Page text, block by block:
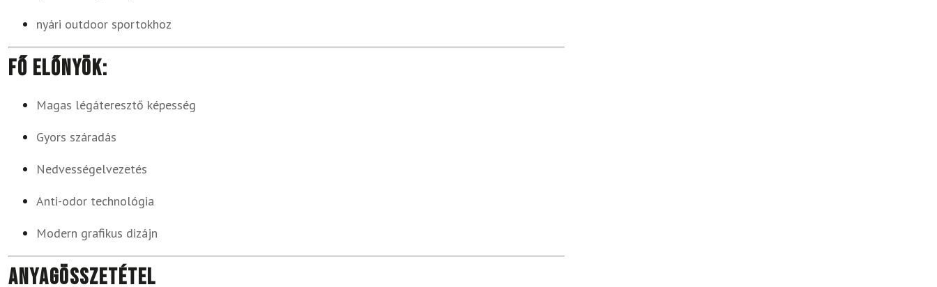
nyári outdoor sportokhoz
Fő előnyök:
Magas légáteresztő képesség
Gyors száradás
Nedvességelvezetés
Anti-odor technológia
Modern grafikus dizájn
Anyagösszetétel